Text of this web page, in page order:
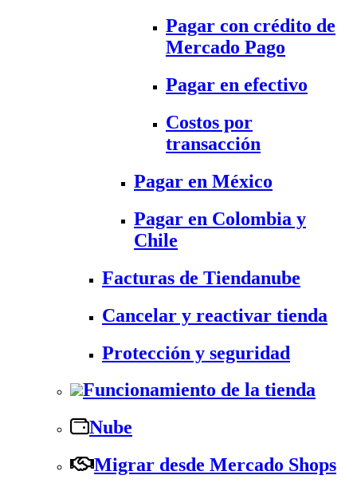
Pagar con crédito de
Mercado Pago
Pagar en efectivo
Costos por
transacción
Pagar en México
Pagar en Colombia y
Chile
Facturas de Tiendanube
Cancelar y reactivar tienda
Protección y seguridad
Funcionamiento de la tienda
Nube
Migrar desde Mercado Shops